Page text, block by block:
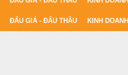
ĐẤU GIÁ - ĐẤU THẦU KINH DOANH